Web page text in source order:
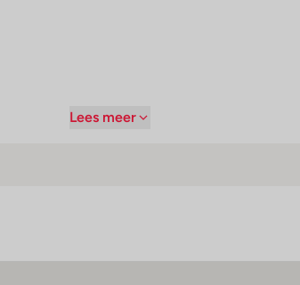
Binnenbad : 1
Lees meer